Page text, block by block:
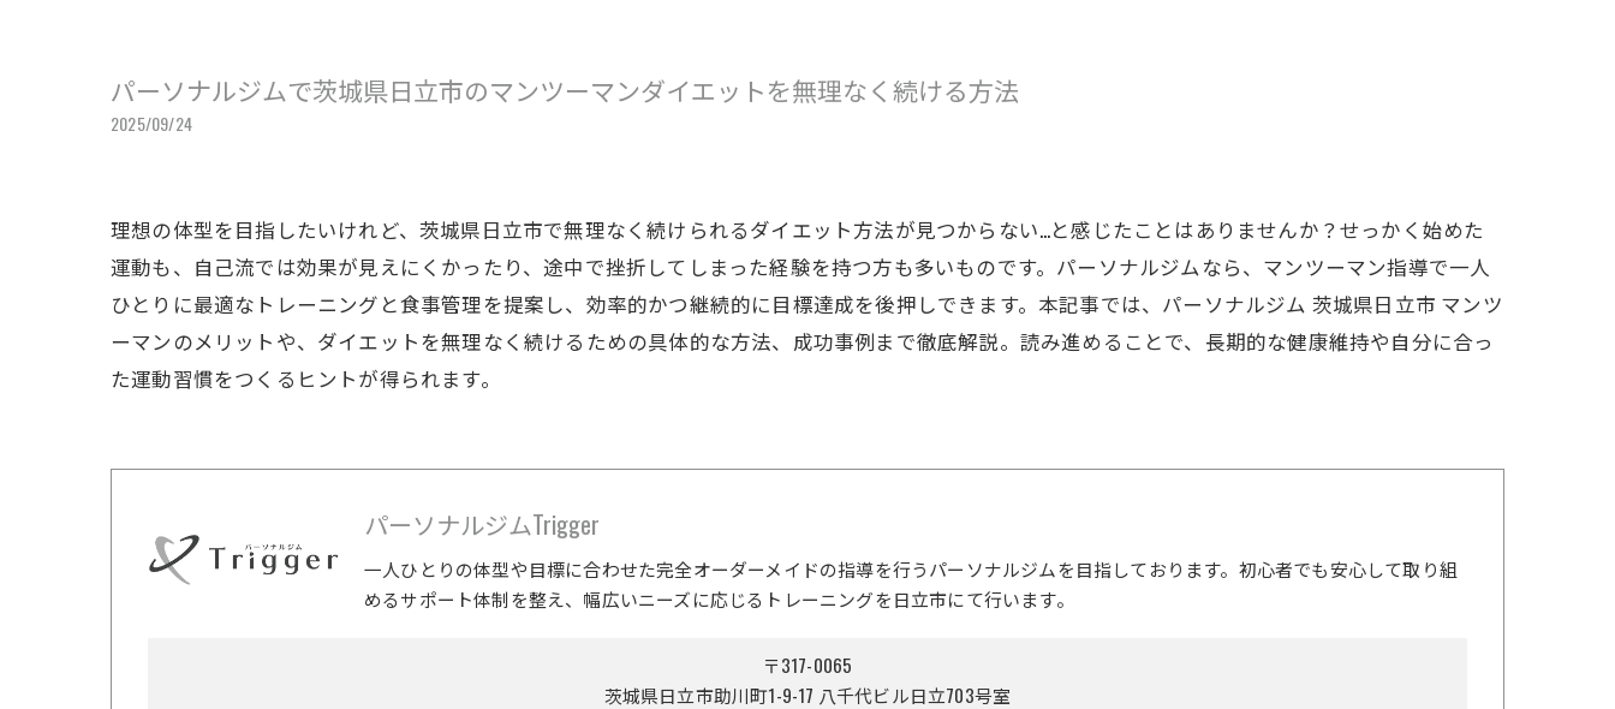
パーソナルジムで茨城県日立市のマンツーマンダイエットを無理なく続ける方法
2025/09/24
理想の体型を目指したいけれど、茨城県日立市で無理なく続けられるダイエット方法が見つからない…と感じたことはありませんか？せっかく始めた
運動も、自己流では効果が見えにくかったり、途中で挫折してしまった経験を持つ方も多いものです。パーソナルジムなら、マンツーマン指導で一人
ひとりに最適なトレーニングと食事管理を提案し、効率的かつ継続的に目標達成を後押しできます。本記事では、パーソナルジム 茨城県日立市 マンツ
ーマンのメリットや、ダイエットを無理なく続けるための具体的な方法、成功事例まで徹底解説。読み進めることで、長期的な健康維持や自分に合っ
た運動習慣をつくるヒントが得られます。
パーソナルジムTrigger
一人ひとりの体型や目標に合わせた完全オーダーメイドの指導を行うパーソナルジムを目指しております。初心者でも安心して取り組
めるサポート体制を整え、幅広いニーズに応じるトレーニングを日立市にて行います。
〒317-0065
茨城県日立市助川町1-9-17 八千代ビル日立703号室